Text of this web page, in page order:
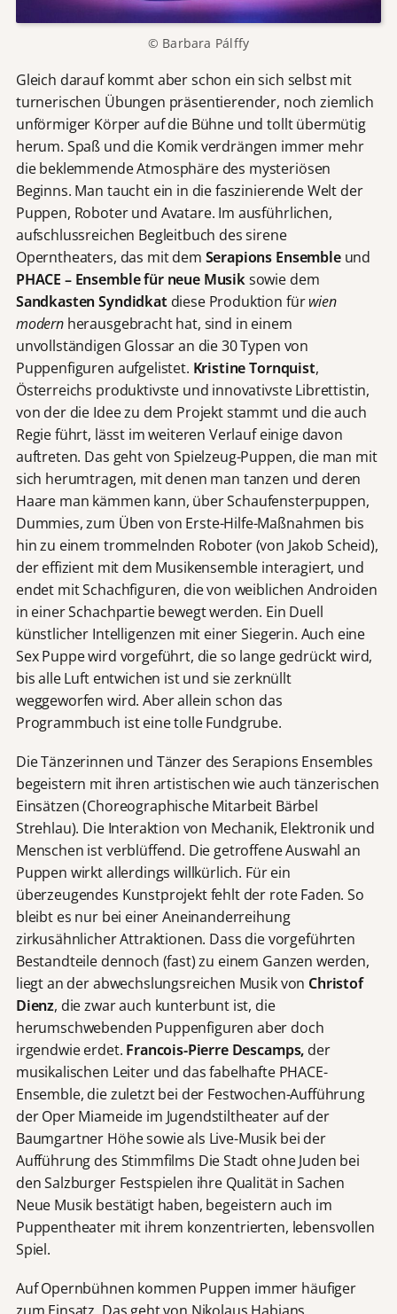
© Barbara Pálffy
Gleich darauf kommt aber schon ein sich selbst mit
turnerischen Übungen präsentierender, noch ziemlich
unförmiger Körper auf die Bühne und tollt übermütig
herum. Spaß und die Komik verdrängen immer mehr
die beklemmende Atmosphäre des mysteriösen
Beginns. Man taucht ein in die faszinierende Welt der
Puppen, Roboter und Avatare. Im ausführlichen,
aufschlussreichen Begleitbuch des sirene
Operntheaters, das mit dem Serapions Ensembleund
PHACE – Ensemble für neue Musiksowie dem
Sandkasten Syndidkatdiese Produktion fürwien
modernherausgebracht hat, sind in einem
unvollständigen Glossar an die 30 Typen von
Puppenfiguren aufgelistet. Kristine Tornquist,
Österreichs produktivste und innovativste Librettistin,
von der die Idee zu dem Projekt stammt und die auch
Regie führt, lässt im weiteren Verlauf einige davon
auftreten. Das geht von Spielzeug-Puppen, die man mit
sich herumtragen, mit denen man tanzen und deren
Haare man kämmen kann, über Schaufensterpuppen,
Dummies, zum Üben von Erste-Hilfe-Maßnahmen bis
hin zu einem trommelnden Roboter (von Jakob Scheid),
der effizient mit dem Musikensemble interagiert, und
endet mit Schachfiguren, die von weiblichen Androiden
in einer Schachpartie bewegt werden. Ein Duell
künstlicher Intelligenzen mit einer Siegerin. Auch eine
Sex Puppe wird vorgeführt, die so lange gedrückt wird,
bis alle Luft entwichen ist und sie zerknüllt
weggeworfen wird. Aber allein schon das
Programmbuch ist eine tolle Fundgrube.
Die Tänzerinnen und Tänzer des Serapions Ensembles
begeistern mit ihren artistischen wie auch tänzerischen
Einsätzen (Choreographische Mitarbeit Bärbel
Strehlau). Die Interaktion von Mechanik, Elektronik und
Menschen ist verblüffend. Die getroffene Auswahl an
Puppen wirkt allerdings willkürlich. Für ein
überzeugendes Kunstprojekt fehlt der rote Faden. So
bleibt es nur bei einer Aneinanderreihung
zirkusähnlicher Attraktionen. Dass die vorgeführten
Bestandteile dennoch (fast) zu einem Ganzen werden,
liegt an der abwechslungsreichen Musik von Christof
Dienz, die zwar auch kunterbunt ist, die
herumschwebenden Puppenfiguren aber doch
irgendwie erdet. Francois-Pierre Descamps, der
musikalischen Leiter und das fabelhafte PHACE-
Ensemble, die zuletzt bei der Festwochen-Aufführung
der Oper Miameide im Jugendstiltheater auf der
Baumgartner Höhe sowie als Live-Musik bei der
Aufführung des Stimmfilms Die Stadt ohne Juden bei
den Salzburger Festspielen ihre Qualität in Sachen
Neue Musik bestätigt haben, begeistern auch im
Puppentheater mit ihrem konzentrierten, lebensvollen
Spiel.
Auf Opernbühnen kommen Puppen immer häufiger